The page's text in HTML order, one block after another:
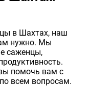
в Шахтах, наш
нужно. Мы
саженцы,
помочь вам с
всем вопросам.